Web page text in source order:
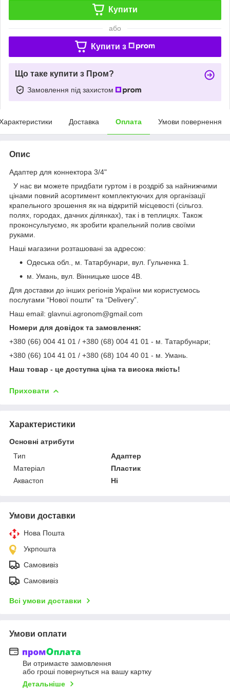
Купити
або
Купити з
Що таке купити з Пром?
Замовлення під захистом
Доставка Оплата Умови повернення
Опис
Адаптер для коннектора 3/4"
У нас ви можете придбати гуртом і в роздріб за найнижчими
цінами повний асортимент комплектуючих для організації
крапельного зрошення як на відкритій місцевості (сільгоз.
полях, городах, дачних ділянках), так і в теплицях. Також
проконсультуємо, як зробити крапельний полив своїми
руками.
Наші магазини розташовані за адресою:
Одеська обл., м. Татарбунари, вул. Гульченка 1.
м. Умань, вул. Вінницьке шосе 4В.
Для доставки до інших регіонів України ми користуємось
послугами “Нової пошти” та “Delivery”.
Наш email: glavnui.agronom@gmail.com
Номери для довідок та замовлення:
+380 (66) 004 41 01 / +380 (68) 004 41 01 - м. Татарбунари;
+380 (66) 104 41 01 / +380 (68) 104 40 01 - м. Умань.
Наш товар - це доступна ціна та висока якість!
Приховати
Характеристики
Основні атрибути
Тип
Адаптер
Матеріал
Пластик
Аквастоп
Ні
Умови доставки
Нова Пошта
Укрпошта
Самовивіз
Самовивіз
Всі умови доставки
Умови оплати
Ви отримаєте замовлення
або гроші повернуться на вашу картку
Детальніше